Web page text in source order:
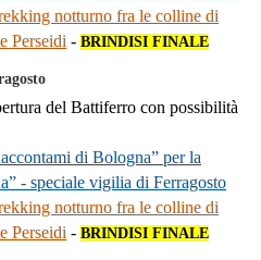
notturno fra le colline di
Perseidi - BRINDISI FINALE
del Battiferro con possibilità
di Bologna” per la
- speciale vigilia di Ferragosto
notturno fra le colline di
Perseidi - BRINDISI FINALE